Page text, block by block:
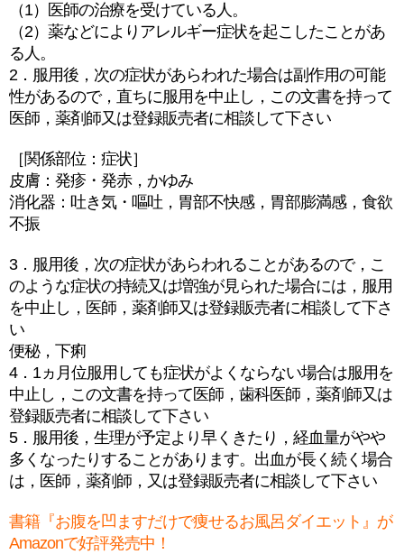
（1）医師の治療を受けている人。
（2）薬などによりアレルギー症状を起こしたことがあ
る人。
2．服用後，次の症状があらわれた場合は副作用の可能
性があるので，直ちに服用を中止し，この文書を持って
医師，薬剤師又は登録販売者に相談して下さい
［関係部位：症状］
皮膚：発疹・発赤，かゆみ
消化器：吐き気・嘔吐，胃部不快感，胃部膨満感，食欲
不振
3．服用後，次の症状があらわれることがあるので，こ
のような症状の持続又は増強が見られた場合には，服用
を中止し，医師，薬剤師又は登録販売者に相談して下さ
い
便秘，下痢
4．1ヵ月位服用しても症状がよくならない場合は服用を
中止し，この文書を持って医師，歯科医師，薬剤師又は
登録販売者に相談して下さい
5．服用後，生理が予定より早くきたり，経血量がやや
多くなったりすることがあります。出血が長く続く場合
は，医師，薬剤師，又は登録販売者に相談して下さい
書籍『お腹を凹ますだけで痩せるお風呂ダイエット』が
Amazonで好評発売中！